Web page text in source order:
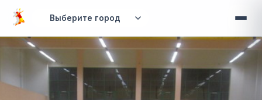
Перейти к основному содержанию
Вы здесь